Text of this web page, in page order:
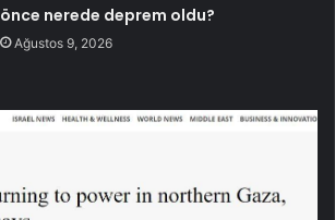
önce nerede deprem oldu?
Ağustos 9, 2026